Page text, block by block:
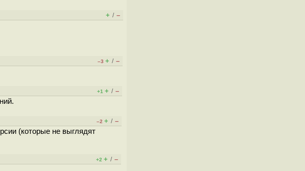
+ / –
–3 + / –
+1 + / –
–2 + / –
(которые не выглядят
+2 + / –